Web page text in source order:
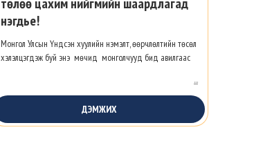
нэгдье!
Монгол Улсын Үндсэн хуулийн нэмэлт, өөрчлөлтийн төсөл
хэлэлцэгдэж буй энэ мөчид монголчууд бид авилгаас
...
ДЭМЖИХ